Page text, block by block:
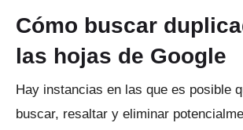
Cómo buscar
las hojas de Google
Hay instancias en las que es posible
buscar, resaltar y eliminar